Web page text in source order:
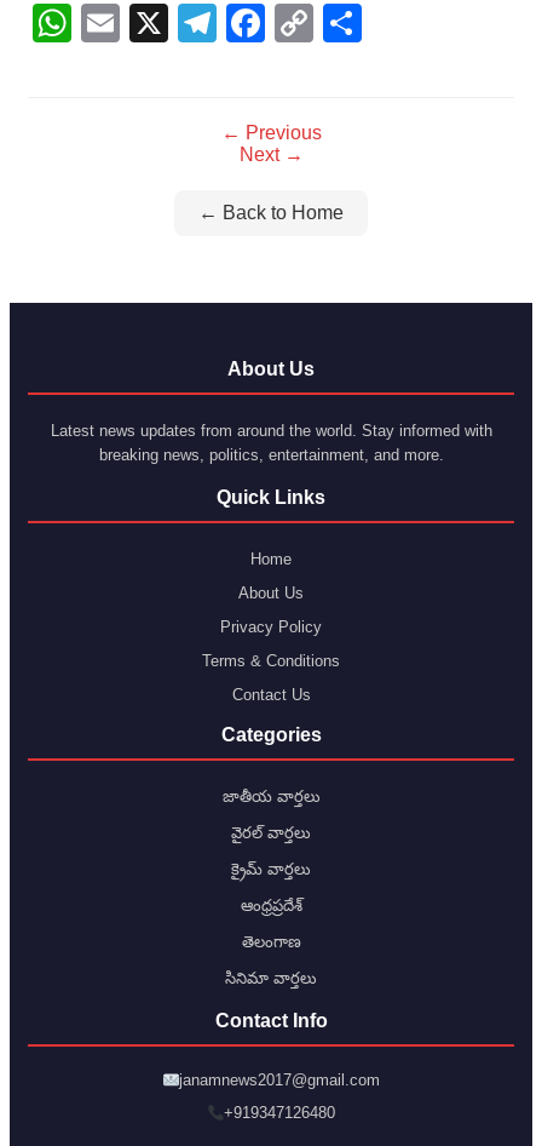
WhatsApp
Email
X Telegram
Facebook
Copy
← Previous
Next →
← Back to Home
About Us
Latest news updates from around the world. Stay informed with
breaking news, politics, entertainment, and more.
Quick Links
Home
About Us
Privacy Policy
Terms & Conditions
Contact Us
Categories
జాతీయ వార్తలు
వైరల్ వార్తలు
క్రైమ్ వార్తలు
ఆంధ్రప్రదేశ్
తెలంగాణ
సినిమా వార్తలు
Contact Info
janamnews2017@gmail.com
+919347126480